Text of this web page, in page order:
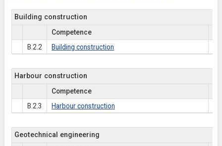
Building construction
Competence
B.2.2
Building construction
Harbour construction
Competence
B.2.3
Harbour construction
Geotechnical engineering